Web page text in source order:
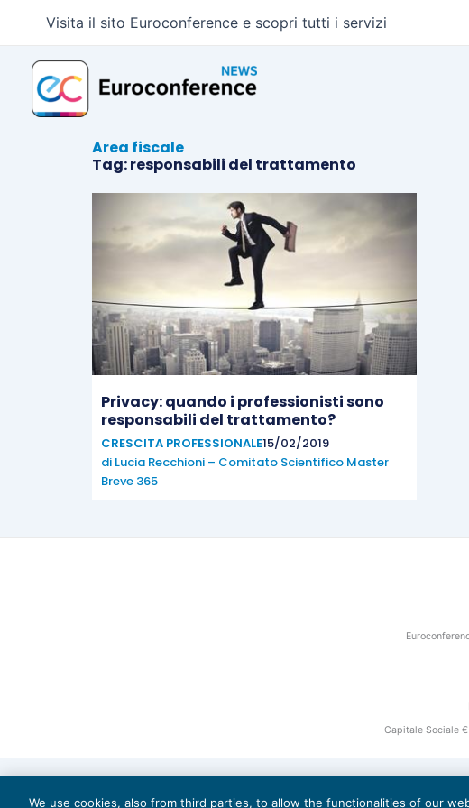
contenuto
Visita il sito Euroconference e scopri tutti i servizi
Area fiscale
Tag: responsabili del trattamento
Privacy: quando i professionisti sono
responsabili del trattamento?
CRESCITA PROFESSIONALE15/02/2019
di Lucia Recchioni – Comitato Scientifico Master
Breve 365
Capitale Sociale
We use cookies, also from third parties, to allow the functionalities of our